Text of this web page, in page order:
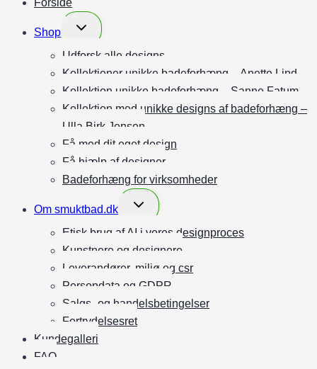
Shop
Skift
undermenu
Udforsk alle designs
Kollektioner unikke badeforhæng – Anette Lind
Kollektion unikke badeforhæng – Sanne Fatum
Kollektion med unikke designs af badeforhæng –
Ulla Birk Jensen
Få med dit eget design
Få hjælp af designer
Badeforhæng for virksomheder
Om smuktbad.dk
Skift
undermenu
Etisk brug af AI i vores designproces
Kunstnere og designere
Leverandører, miljø og csr
Persondata og GDPR
Salgs- og handelsbetingelser
Fortrydelsesret
Kundegalleri
FAQ